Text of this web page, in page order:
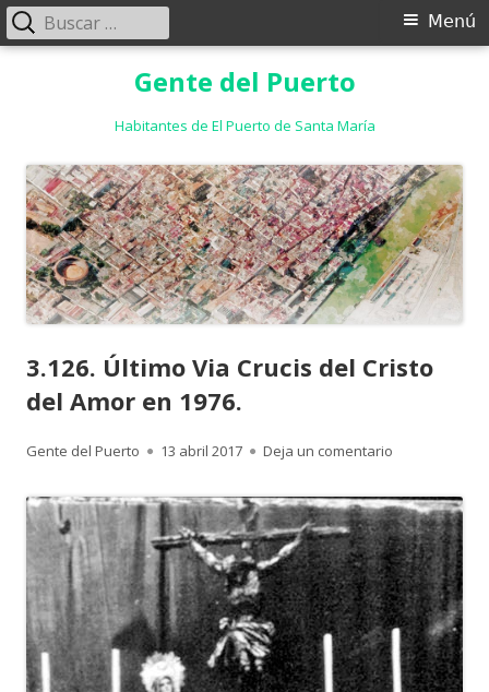
Gente del Puerto
Habitantes de El Puerto de Santa María
Menú
Menú
Buscar:
3.126. Último Via Crucis del Cristo
del Amor en 1976.
Autor
Gente del Puerto
Publicado
13 abril 2017 Deja un comentario